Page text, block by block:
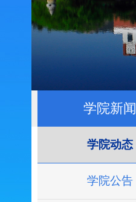
学院新闻
学院动态
学院公告